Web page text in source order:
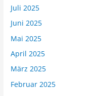
Juli 2025
Juni 2025
Mai 2025
April 2025
März 2025
Februar 2025